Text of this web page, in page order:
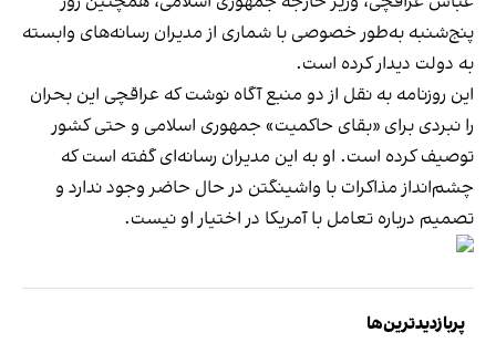
پنج‌شنبه به‌طور خصوصی با شماری از مدیران رسانه‌های وابسته
به دولت دیدار کرده است.
این روزنامه به نقل از دو منبع آگاه نوشت که عراقچی این بحران
را نبردی برای «بقای حاکمیت» جمهوری اسلامی و حتی کشور
توصیف کرده است. او به این مدیران رسانه‌ای گفته است که
چشم‌انداز مذاکرات با واشینگتن در حال حاضر وجود ندارد و
تصمیم درباره تعامل با آمریکا در اختیار او نیست.
پربازدیدترین‌ها